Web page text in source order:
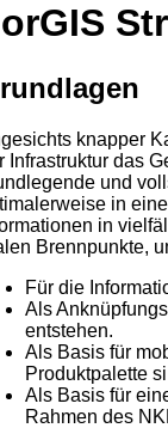
knapper
Infrastruktur das
und
in
in
Brennpunkte,
Für die
Als
entstehen.
Als Basis für
Produktpalette
Als Basis für
Rahmen des